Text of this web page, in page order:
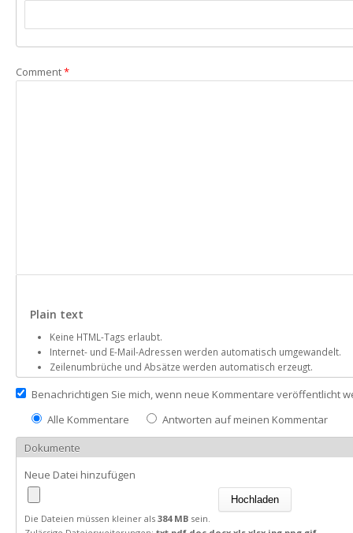
Comment*
Plain text
Keine HTML-Tags erlaubt.
Internet- und E-Mail-Adressen werden automatisch umgewandelt.
Zeilenumbrüche und Absätze werden automatisch erzeugt.
Benachrichtigen Sie mich, wenn neue Kommentare veröffentlicht
Alle Kommentare
Antworten auf meinen Kommentar
Dokumente
Neue Datei hinzufügen
Die Dateien müssen kleiner als 384 MB sein.